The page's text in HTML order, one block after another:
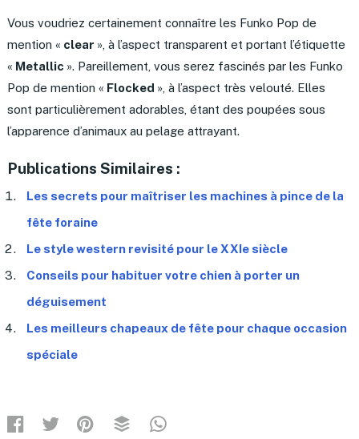
Vous voudriez certainement connaître les Funko Pop de
mention « clear », à l’aspect transparent et portant l’étiquette
« Metallic ». Pareillement, vous serez fascinés par les Funko
Pop de mention « Flocked », à l’aspect très velouté. Elles
sont particulièrement adorables, étant des poupées sous
l’apparence d’animaux au pelage attrayant.
Publications Similaires :
Les secrets pour maîtriser les machines à pince de la
fête foraine
Le style western revisité pour le XXIe siècle
Conseils pour habituer votre chien à porter un
déguisement
Les meilleurs chapeaux de fête pour chaque occasion
spéciale